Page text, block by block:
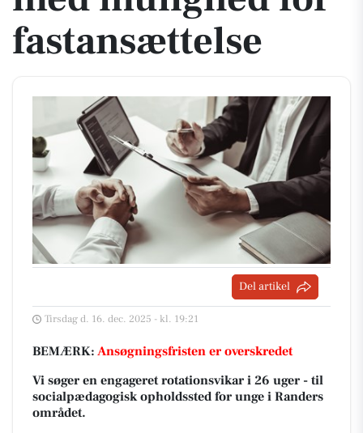
fastansættelse
Del artikel
Tirsdag d. 16. dec. 2025 - kl. 19:21
BEMÆRK: Ansøgningsfristen er overskredet
Vi søger en engageret rotationsvikar i 26 uger - til
socialpædagogisk opholdssted for unge i Randers
området.